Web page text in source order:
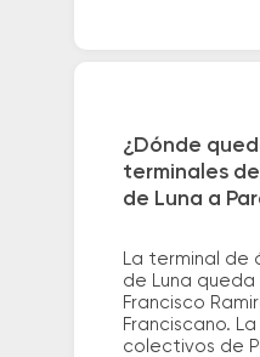
¿Dónde
terminales
de Luna a
La terminal de
de Luna
Francisco
Franciscano.
colectivos de